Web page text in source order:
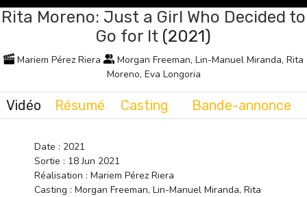
Rita Moreno: Just a Girl Who Decided to
Go for It (2021)
Mariem Pérez Riera
Morgan Freeman, Lin-Manuel Miranda, Rita
Moreno, Eva Longoria
Vidéo Résumé Casting Bande-annonce
Date : 2021
Sortie : 18 Jun 2021
Réalisation : Mariem Pérez Riera
Casting : Morgan Freeman, Lin-Manuel Miranda, Rita